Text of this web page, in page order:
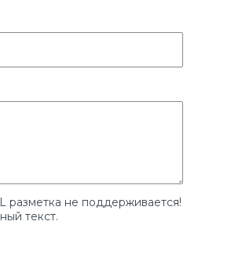
разметка не поддерживается!
текст.